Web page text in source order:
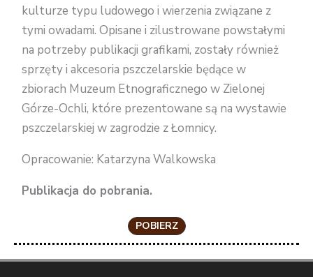
kulturze typu ludowego i wierzenia związane z
tymi owadami. Opisane i zilustrowane powstałymi
na potrzeby publikacji grafikami, zostały również
sprzęty i akcesoria pszczelarskie będące w
zbiorach Muzeum Etnograficznego w Zielonej
Górze-Ochli, które prezentowane są na wystawie
pszczelarskiej w zagrodzie z Łomnicy.
Opracowanie: Katarzyna Walkowska
Publikacja do pobrania.
POBIERZ